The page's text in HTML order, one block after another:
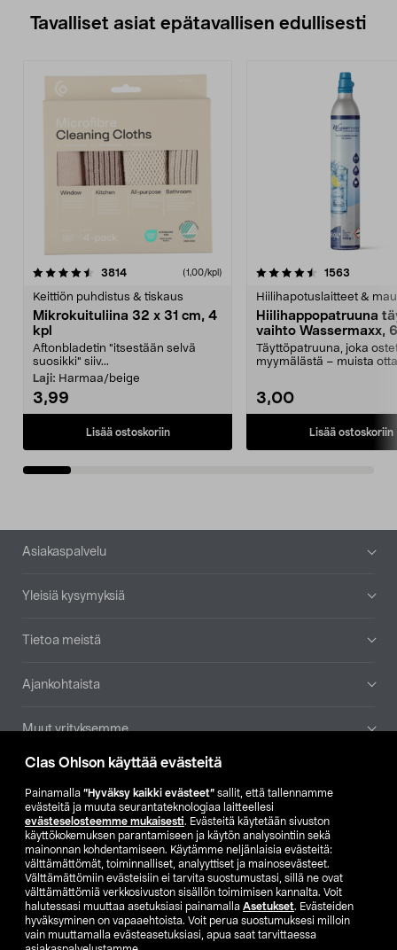
Clas Ohlson käyttää evästeitä
Painamalla ”Hyväksy kaikki evästeet” sallit, että tallennamme
evästeitä ja muuta seurantateknologiaa laitteellesi
evästeselosteemme mukaisesti. Evästeitä käytetään sivuston
käyttökokemuksen parantamiseen ja käytön analysointiin sekä
mainonnan kohdentamiseen. Käytämme neljänlaisia evästeitä:
välttämättömät, toiminnalliset, analyyttiset ja mainosevästeet.
Välttämättömiin evästeisiin ei tarvita suostumustasi, sillä ne ovat
välttämättömiä verkkosivuston sisällön toimimisen kannalta. Voit
halutessasi muuttaa asetuksiasi painamalla Asetukset. Evästeiden
hyväksyminen on vapaaehtoista. Voit perua suostumuksesi milloin
vain muuttamalla evästeasetuksiasi, apua saat tarvittaessa
Tavalliset asiat epätavallisen edullisesti
3814arvostelut (1,00/kpl)
Keittiön puhdistus & tiskaus
Mikrokuituliina 32 x 31 cm, 4
kpl
Aftonbladetin "itsestään selvä
suosikki" siiv...
Laji: Harmaa/beige
3,99
Lisää ostoskoriin
4.5viidestä
1563
Hiilihapotuslaitteet &
Hiilihappopatruuna
vaihto Wassermaxx,
Täyttöpatruuna, joka
myymälästä – muista
3,00
Lisää ostoskoriin
4.5viidestä
Alatunniste
Asiakaspalvelu
Yleisiä kysymyksiä
Tietoa meistä
Ajankohtaista
Muut yrityksemme
Etsi myymälä
SE NO FI
FI SV